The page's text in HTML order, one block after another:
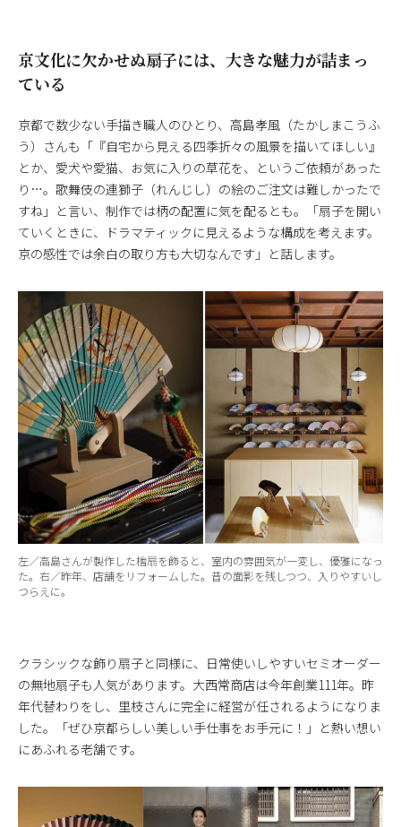
京文化に欠かせぬ扇子には、大きな魅力が詰まっ
ている
京都で数少ない手描き職人のひとり、高島孝風（たかしまこうふ
う）さんも「『自宅から見える四季折々の風景を描いてほしい』
とか、愛犬や愛猫、お気に入りの草花を、というご依頼があった
り…。歌舞伎の連獅子（れんじし）の絵のご注文は難しかったで
すね」と言い、制作では柄の配置に気を配るとも。「扇子を開い
ていくときに、ドラマティックに見えるような構成を考えます。
京の感性では余白の取り方も大切なんです」と話します。
左／高島さんが製作した檜扇を飾ると、室内の雰囲気が一変し、優雅になっ
た。右／昨年、店舗をリフォームした。昔の面影を残しつつ、入りやすいし
つらえに。
クラシックな飾り扇子と同様に、日常使いしやすいセミオーダー
の無地扇子も人気があります。大西常商店は今年創業111年。昨
年代替わりをし、里枝さんに完全に経営が任されるようになりま
した。「ぜひ京都らしい美しい手仕事をお手元に！」と熱い想い
にあふれる老舗です。